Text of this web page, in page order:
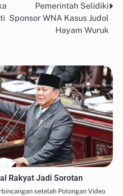
Pemerintah Selidiki
Sponsor WNA Kasus Judol
Hayam Wuruk
Rakyat Jadi Sorotan
setelah Potongan Video